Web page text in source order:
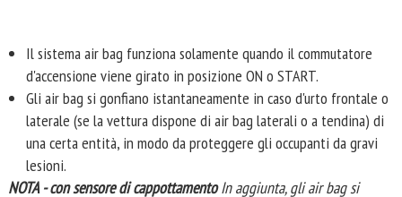
Il sistema air bag funziona solamente quando il commutatore
d'accensione viene girato in posizione ON o START.
Gli air bag si gonfiano istantaneamente in caso d'urto frontale o
laterale (se la vettura dispone di air bag laterali o a tendina) di
una certa entità, in modo da proteggere gli occupanti da gravi
lesioni.
NOTA - con sensore di cappottamentoIn aggiunta, gli air bag si